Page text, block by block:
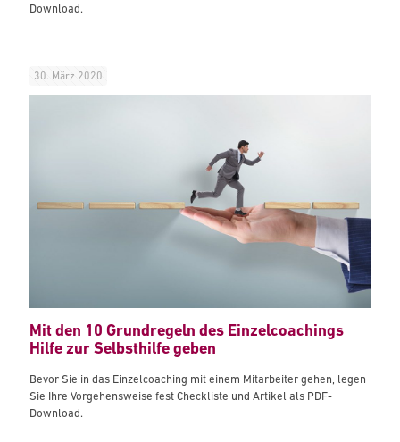
Download.
30. März 2020
Mit den 10 Grundregeln des Einzelcoachings
Hilfe zur Selbsthilfe geben
Bevor Sie in das Einzelcoaching mit einem Mitarbeiter gehen, legen
Sie Ihre Vorgehensweise fest Checkliste und Artikel als PDF-
Download.